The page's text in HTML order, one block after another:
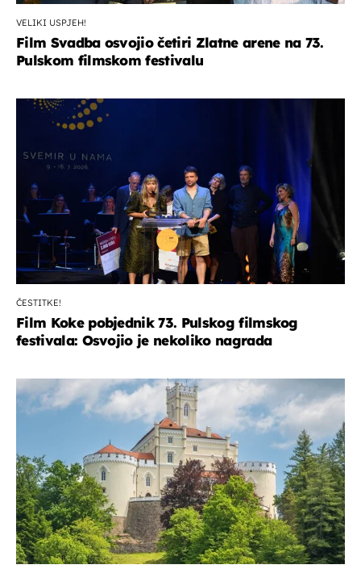
VELIKI USPJEH!
Film Svadba osvojio četiri Zlatne arene na 73.
Pulskom filmskom festivalu
ČESTITKE!
Film Koke pobjednik 73. Pulskog filmskog
festivala: Osvojio je nekoliko nagrada